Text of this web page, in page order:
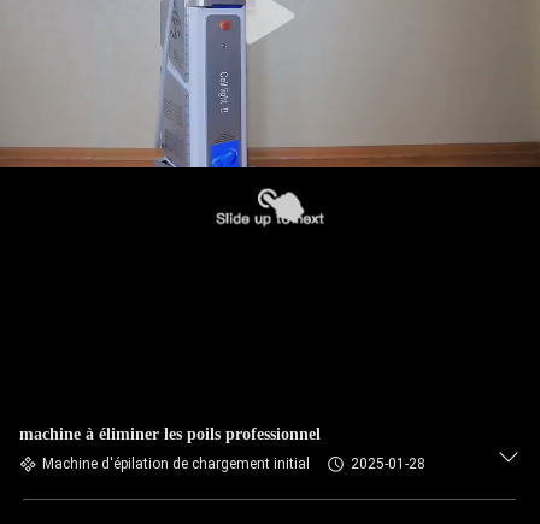
machine à éliminer les poils professionnel
Machine d'épilation de chargement initial 2025-01-28